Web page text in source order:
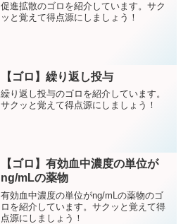
促進拡散のゴロを紹介しています。サク
ッと覚えて得点源にしましょう！
【ゴロ】繰り返し投与
繰り返し投与のゴロを紹介しています。
サクッと覚えて得点源にしましょう！
【ゴロ】有効血中濃度の単位が
ng/mLの薬物
有効血中濃度の単位がng/mLの薬物のゴ
ロを紹介しています。サクッと覚えて得
点源にしましょう！